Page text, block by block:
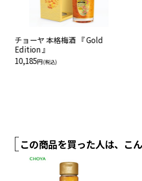
チョーヤ 本格梅酒 『 Gold
Edition 』
10,185円(税込)
この商品を買った人は、こ